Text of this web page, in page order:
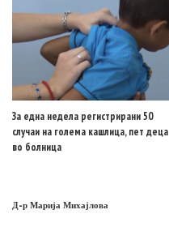
За една недела регистрирани 50
случаи на голема кашлица, пет деца
во болница
Д-р Марија Михајлова